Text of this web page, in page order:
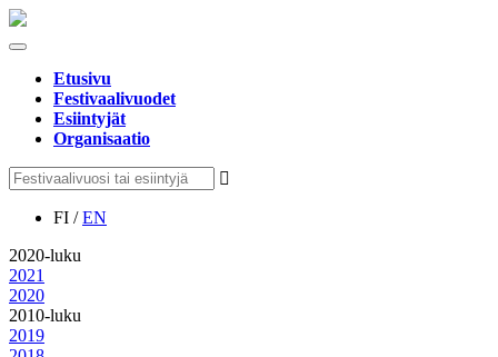
Etusivu
Festivaalivuodet
Esiintyjät
Organisaatio
FI /EN
2020-luku
2021
2020
2010-luku
2019